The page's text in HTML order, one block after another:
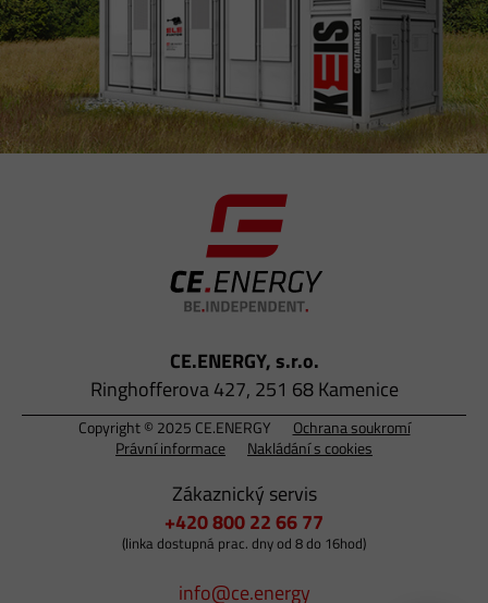
CE.ENERGY, s.r.o.
Ringhofferova 427, 251 68 Kamenice
Copyright © 2025 CE.ENERGY
Ochrana soukromí
Právní informace
Nakládání s cookies
Zákaznický servis
+420 800 22 66 77
(linka dostupná prac. dny od 8 do 16hod)
info@ce.energy